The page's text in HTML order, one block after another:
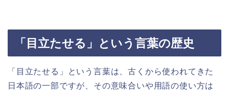
「目立たせる」という言葉の歴史
「目立たせる」という言葉は、古くから使われてきた
日本語の一部ですが、その意味合いや用語の使い方は